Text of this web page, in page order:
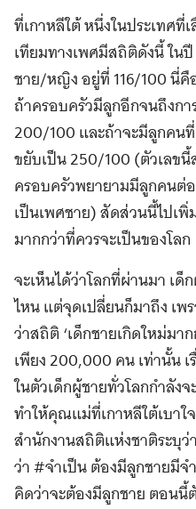
ที่เกาหลีใต้ หนึ่งในประเทศที่
เทียมทางเพศมีสถิติดังนี้ ใน
ชาย/หญิง อยู่ที่ 116/100 นี่
ถ้าครอบครัวมีลูกอีกจนถึงก
200/100 และถ้าจะมีลูกคน
ขยับเป็น 250/100 (ตัวเลข
ครอบครัวพยายามมีลูกคนต่อ
เป็นเพศชาย) สัดส่วนนี้ไปเ
มากกว่าที่ควรจะเป็นของโลก
จะเห็นได้ว่าโลกที่ผ่านมา เ
ไหน แต่จุดเปลี่ยนก็มาถึง เ
ว่าสถิติ ‘เด็กชายเกิดใหม่มา
เพียง 200,000 คน เท่านั้น
ในตัวเด็กผู้ชายทั่วโลกกำลั
ทำให้คุณแม่ที่เกาหลีใต้เบาใ
สำนักงานสถิติแห่งชาติระบุ
ว่า #จำเป็น ต้องมีลูกชายมีจ
คิดว่าจะต้องมีลูกชาย ตอนนี้